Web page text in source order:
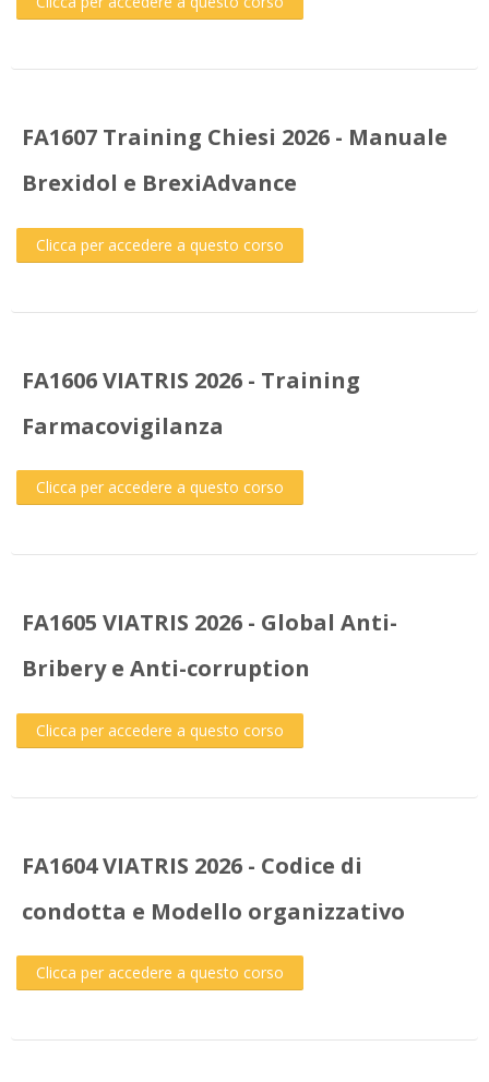
FA1607 Training Chiesi 2026 - Manuale
Brexidol e BrexiAdvance
Clicca per accedere a questo corso
FA1606 VIATRIS 2026 - Training
Farmacovigilanza
Clicca per accedere a questo corso
FA1605 VIATRIS 2026 - Global Anti-
Bribery e Anti-corruption
Clicca per accedere a questo corso
FA1604 VIATRIS 2026 - Codice di
condotta e Modello organizzativo
Clicca per accedere a questo corso